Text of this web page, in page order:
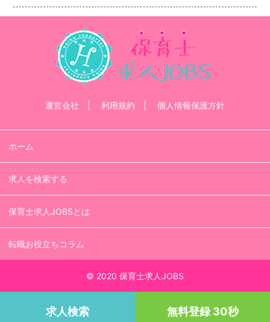
運営会社 利用規約 個人情報保護方針
ホーム
求人を検索する
保育士求人JOBSとは
転職お役立ちコラム
© 2020 保育士求人JOBS
求人検索 無料登録 30秒